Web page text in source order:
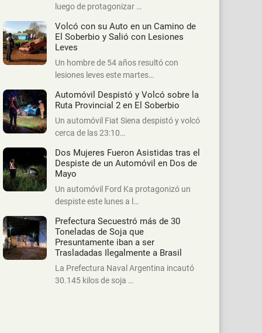
luego de protagonizar …
Volcó con su Auto en un Camino de
El Soberbio y Salió con Lesiones
Leves
Un hombre de 54 años resultó con
lesiones leves este martes…
Automóvil Despistó y Volcó sobre la
Ruta Provincial 2 en El Soberbio
Un automóvil Fiat Siena despistó y volcó
cerca de las 23:10…
Dos Mujeres Fueron Asistidas tras el
Despiste de un Automóvil en Dos de
Mayo
Un automóvil Ford Ka protagonizó un
despiste este lunes a l…
Prefectura Secuestró más de 30
Toneladas de Soja que
Presuntamente iban a ser
Trasladadas Ilegalmente a Brasil
La Prefectura Naval Argentina incautó
30.145 kilos de soja …